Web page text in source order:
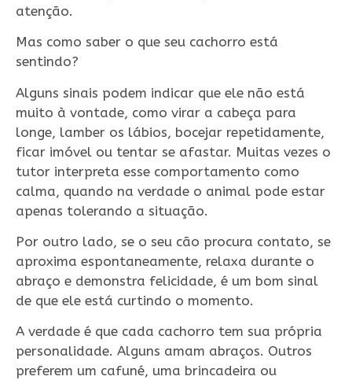
atenção.
Mas como saber o que seu cachorro está
sentindo?
Alguns sinais podem indicar que ele não está
muito à vontade, como virar a cabeça para
longe, lamber os lábios, bocejar repetidamente,
ficar imóvel ou tentar se afastar. Muitas vezes o
tutor interpreta esse comportamento como
calma, quando na verdade o animal pode estar
apenas tolerando a situação.
Por outro lado, se o seu cão procura contato, se
aproxima espontaneamente, relaxa durante o
abraço e demonstra felicidade, é um bom sinal
de que ele está curtindo o momento.
A verdade é que cada cachorro tem sua própria
personalidade. Alguns amam abraços. Outros
preferem um cafuné, uma brincadeira ou